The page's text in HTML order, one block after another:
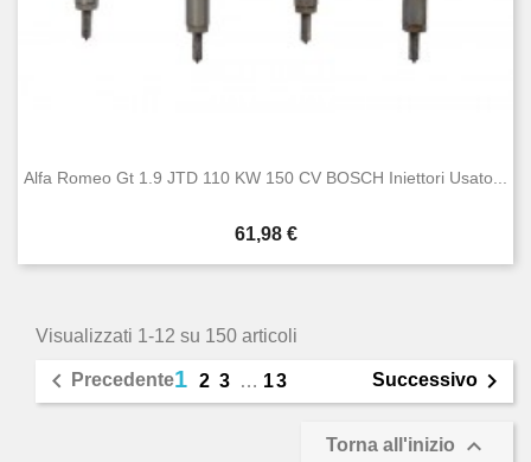
Alfa Romeo Gt 1.9 JTD 110 KW 150 CV BOSCH Iniettori Usato...
Prezzo
61,98 €
Visualizzati 1-12 su 150 articoli
 Precedente1 2 3 … 13 Successivo 
Torna all'inizio 